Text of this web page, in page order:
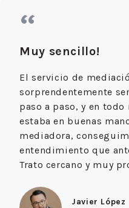
“
Muy sencillo!
El servicio de
sorprendentemente
paso a paso, y en
estaba en buenas
mediadora,
entendimiento que
Trato cercano y muy
Javier López